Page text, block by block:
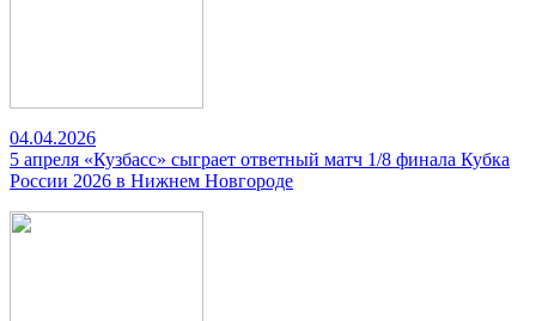
04.04.2026
5 апреля «Кузбасс» сыграет ответный матч 1/8 финала Кубка
России 2026 в Нижнем Новгороде